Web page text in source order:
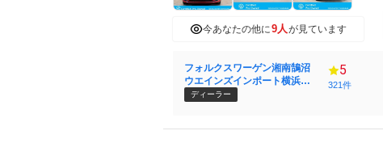
今あなたの他に9人が見ています
フォルクスワーゲン湘南鵠沼
ウエインズインポート横浜
（株）
ディーラー
5
321件